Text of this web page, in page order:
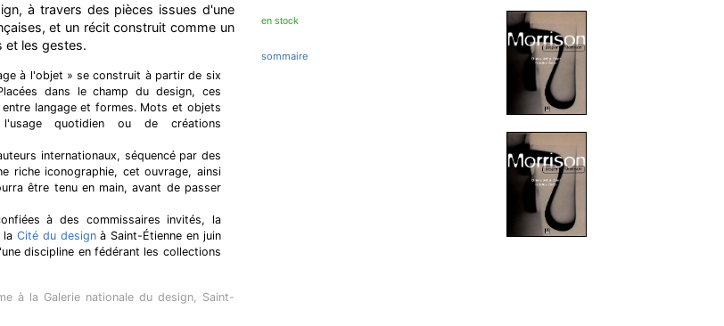
à travers des pièces issues d'une
et un récit construit comme un
et les gestes.
à l'objet » se construit à partir de six
dans le champ du design, ces
langage et formes. Mots et objets
quotidien ou de créations
internationaux, séquencé par des
riche iconographie, cet ouvrage, ainsi
être tenu en main, avant de passer
à des commissaires invités, la
laCité du designà Saint-Étienne en juin
discipline en fédérant les collections
à la Galerie nationale du design, Saint-
en stock
sommaire